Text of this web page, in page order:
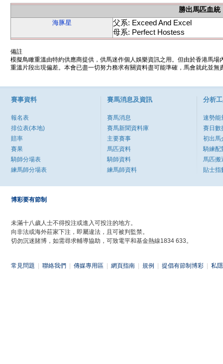
勝出馬匹血統
海豚星
父系: Exceed And Excel
母系: Perfect Hostess
備註
模擬鳥瞰重溫由特約供應商提供，供馬迷作個人娛樂資訊之用。但由於香港馬
重溫片段出現偏差。本會已盡一切努力務求有關資料盡可能準確，馬會就此並
賽事資料
報名表
排位表(本地)
賠率
賽果
騎師分場表
練馬師分場表
賽馬消息及資訊
賽馬消息
賽馬新聞資料庫
主要賽事
馬匹資料
騎師資料
練馬師資料
分析
速勢能
賽日數
初出馬
騎練配
馬匹搬
貼士指
博彩要有節制
未滿十八歲人士不得投注或進入可投注的地方。
向非法或海外莊家下注，即屬違法，且可被判監禁。
切勿沉迷賭博，如需尋求輔導協助，可致電平和基金熱線1834 633。
常見問題 聯絡我們 傳媒專用區 網頁指南 規例 提倡有節制博彩 私